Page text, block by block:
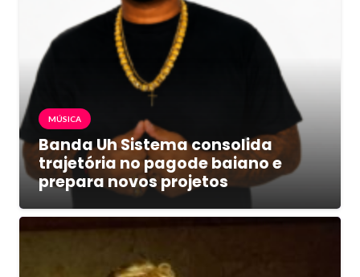
MÚSICA
Banda Uh Sistema consolida
trajetória no pagode baiano e
prepara novos projetos